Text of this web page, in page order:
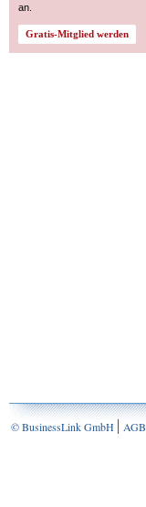
an.
© BusinessLink GmbH AGB